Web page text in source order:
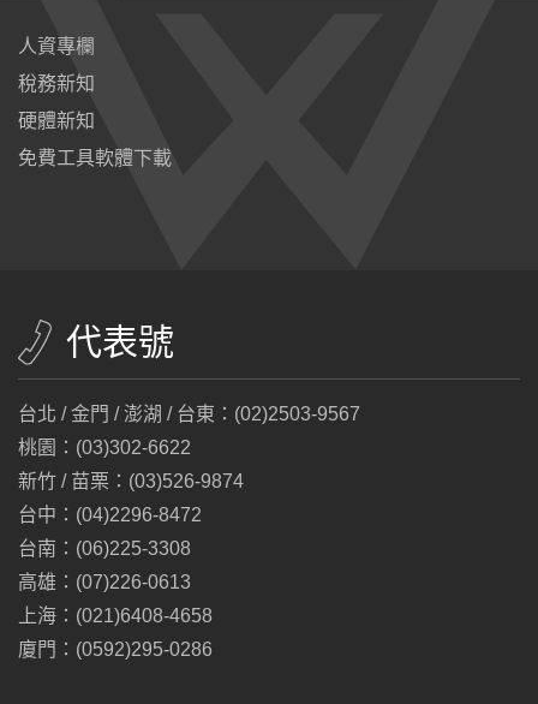
人資專欄
稅務新知
硬體新知
免費工具軟體下載
代表號
台北 / 金門 / 澎湖 / 台東：(02)2503-9567
桃園：(03)302-6622
新竹 / 苗栗：(03)526-9874
台中：(04)2296-8472
台南：(06)225-3308
高雄：(07)226-0613
上海：(021)6408-4658
廈門：(0592)295-0286